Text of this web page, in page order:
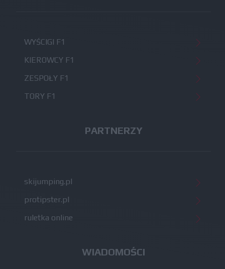
WYŚCIGI F1
KIEROWCY F1
ZESPOŁY F1
TORY F1
PARTNERZY
skijumping.pl
protipster.pl
ruletka online
WIADOMOŚCI